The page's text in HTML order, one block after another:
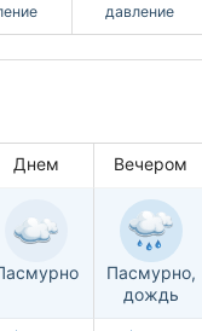
давление
Днем Вечером
Пасмурно,
дождь